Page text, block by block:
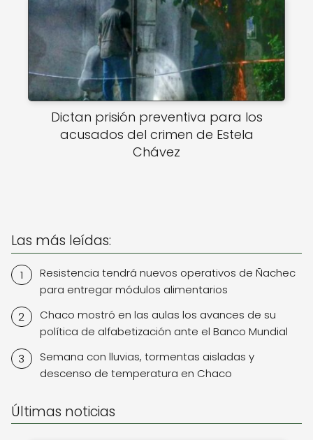
Dictan prisión preventiva para los
acusados del crimen de Estela
Chávez
Las más leídas:
Resistencia tendrá nuevos operativos de Ñachec
para entregar módulos alimentarios
Chaco mostró en las aulas los avances de su
política de alfabetización ante el Banco Mundial
Semana con lluvias, tormentas aisladas y
descenso de temperatura en Chaco
Últimas noticias